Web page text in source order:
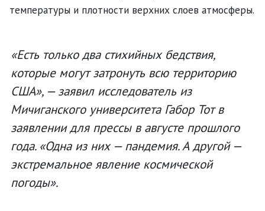
температуры и плотности верхних слоев атмосферы.
«Есть только два стихийных бедствия,
которые могут затронуть всю территорию
США», — заявил исследователь из
Мичиганского университета Габор Тот в
заявлении для прессы в августе прошлого
года. «Одна из них — пандемия. А другой —
экстремальное явление космической
погоды».